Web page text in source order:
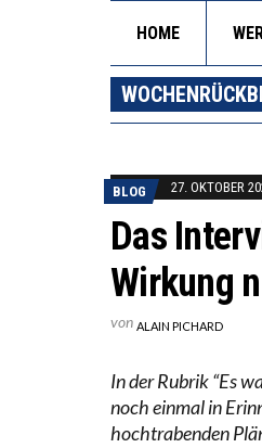
HOME
BLOG 27. OKTOBER
Das
Wirkung
von ALAIN PICHARD
In der Rubrik “Es
noch einmal in
hochtrabenden